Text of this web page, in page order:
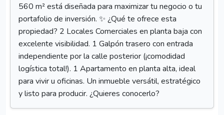
560 m² está diseñada para maximizar tu negocio o tu
portafolio de inversión. ✨ ¿Qué te ofrece esta
propiedad? 2 Locales Comerciales en planta baja con
excelente visibilidad. 1 Galpón trasero con entrada
independiente por la calle posterior (¡comodidad
logística total!). 1 Apartamento en planta alta, ideal
para vivir u oficinas. Un inmueble versátil, estratégico
y listo para producir. ¿Quieres conocerlo?